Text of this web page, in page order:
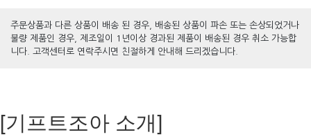
주문상품과 다른 상품이 배송 된 경우, 배송된 상품이 파손 또는 손상되었거나
불량 제품인 경우, 제조일이 1년이상 경과된 제품이 배송된 경우 취소 가능합
니다. 고객센터로 연락주시면 친절하게 안내해 드리겠습니다.
[기프트조아 소개]